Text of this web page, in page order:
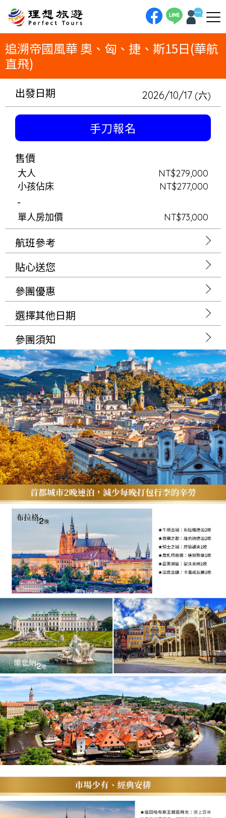
直飛，讓您輕鬆開啟一趟橫跨四國的壯麗旅程。
追溯帝國風華 奧、匈、捷、斯15日(華航
直飛)
出發日期 2026/10/17 (六)
手刀報名
售價
大人
NT$279,000
小孩佔床
NT$277,000
-
單人房加價 NT$73,000
航班參考
貼心送您
參團優惠
選擇其他日期
參團須知